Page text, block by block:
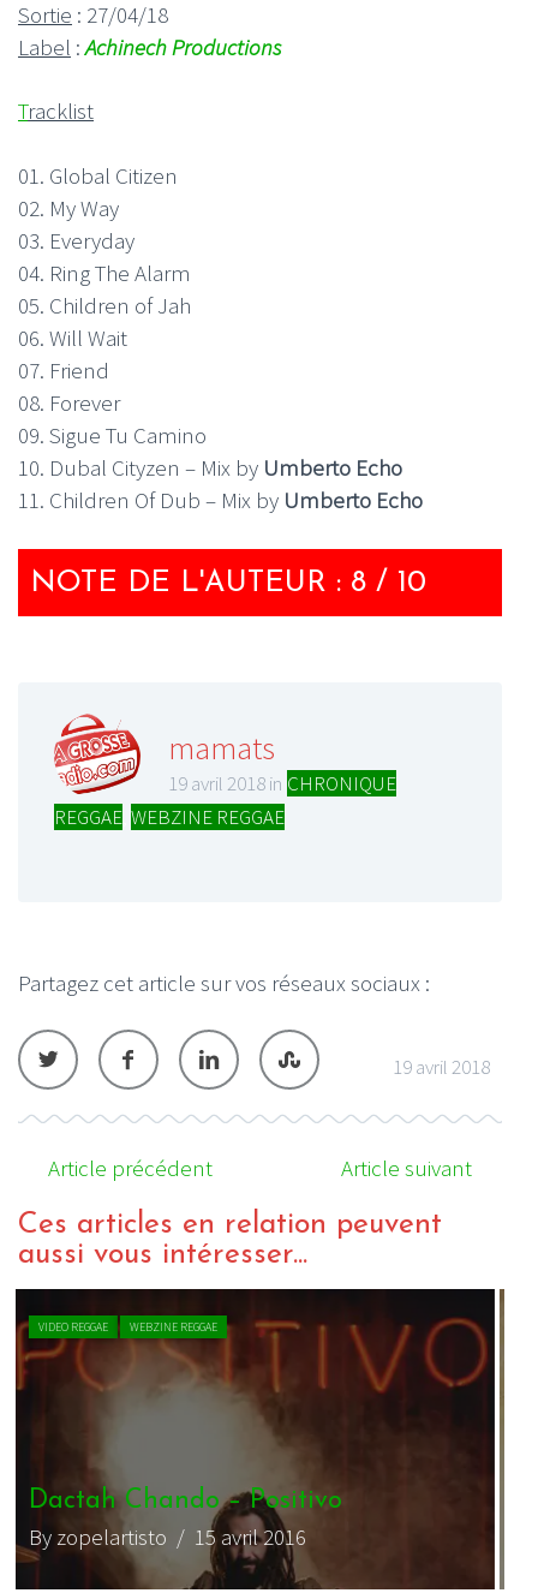
Sortie : 27/04/18
Label :Achinech Productions
Tracklist
01. Global Citizen
02. My Way
03. Everyday
04. Ring The Alarm
05. Children of Jah
06. Will Wait
07. Friend
08. Forever
09. Sigue Tu Camino
10. Dubal Cityzen – Mix by Umberto Echo
11. Children Of Dub – Mix by Umberto Echo
NOTE DE L'AUTEUR : 8 / 10
mamats
19 avril 2018 in CHRONIQUE
REGGAE WEBZINE REGGAE
Partagez cet article sur vos réseaux sociaux :
19 avril 2018
Article précédent Article suivant
Ces articles en relation peuvent
aussi vous intéresser...
VIDEO REGGAE WEBZINE REGGAE
Razoof Feat. Dactah Chando –
Journey
By mamats/ 30 mars 2018